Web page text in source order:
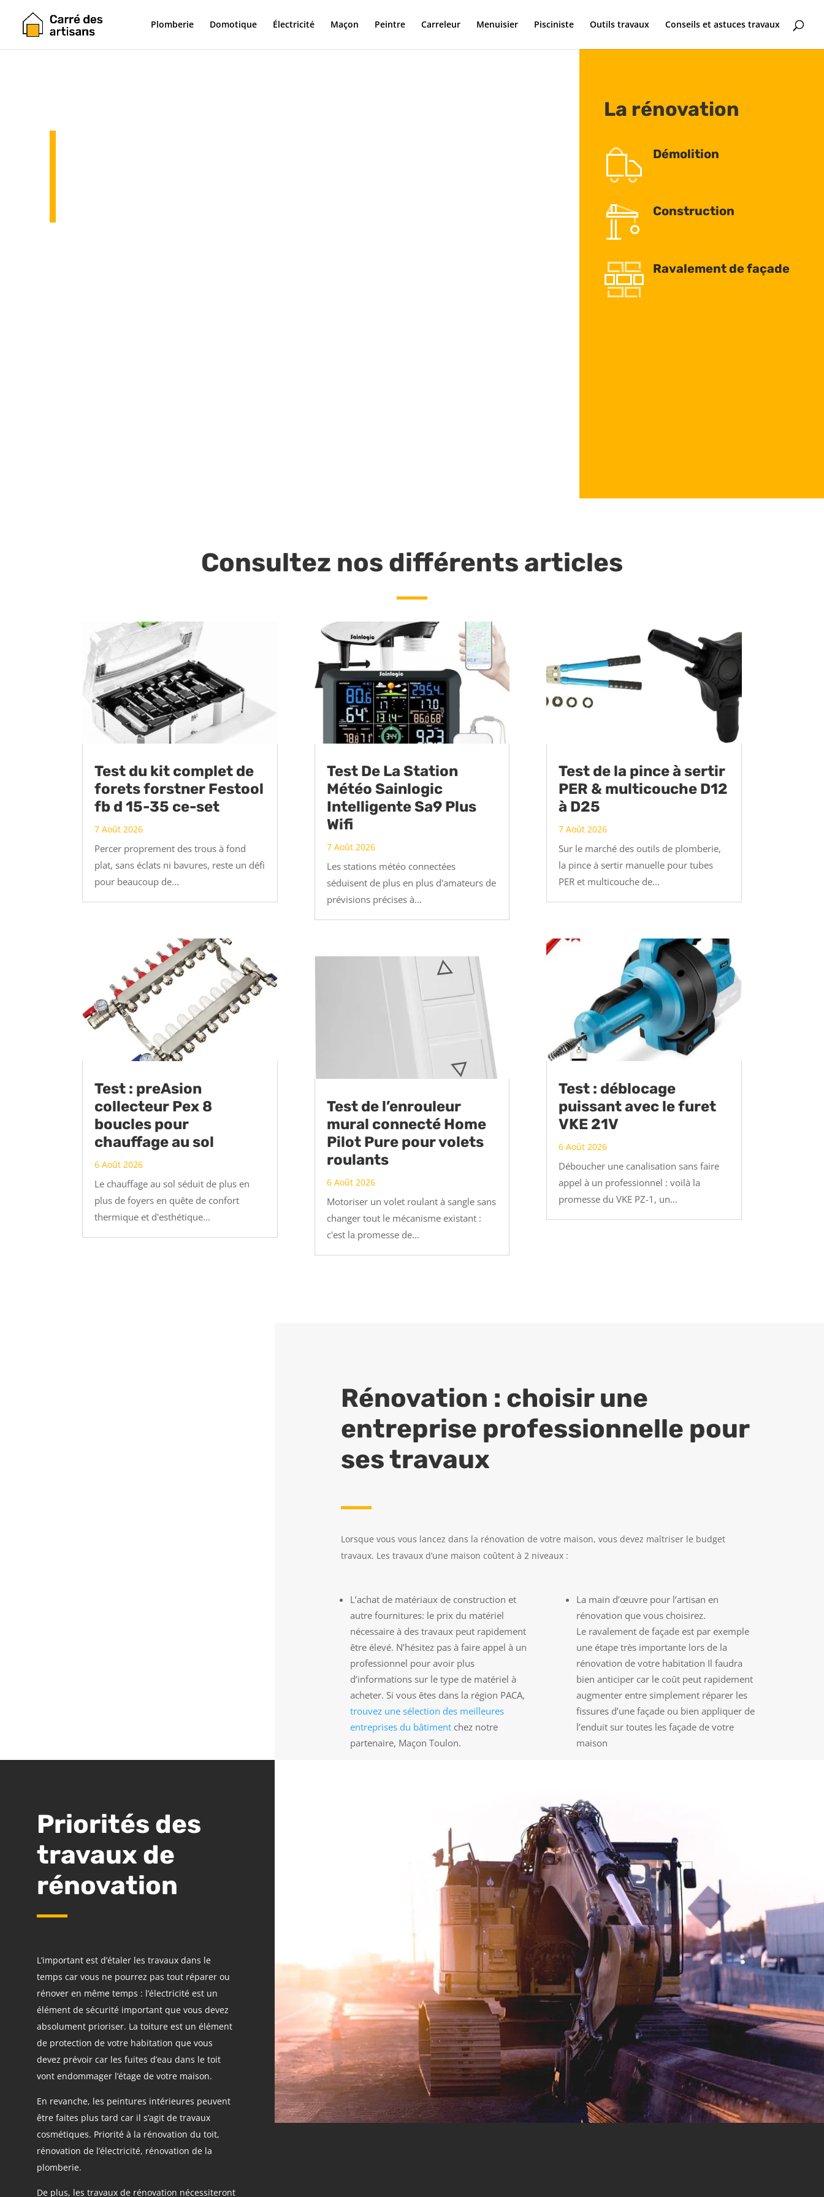
Plomberie Domotique Électricité Maçon Peintre Carreleur Menuisier Pisciniste Outils travaux Conseils et astuces travaux
La rénovation
Démolition
Construction
Ravalement de façade
Consultez nos différents articles
Test du kit complet de
forets forstner Festool
fb d 15-35 ce-set
7 Août 2026
Percer proprement des trous à fond
plat, sans éclats ni bavures, reste un défi
pour beaucoup de...
Test : preAsion
collecteur Pex 8
boucles pour
chauffage au sol
6 Août 2026
Le chauffage au sol séduit de plus en
plus de foyers en quête de confort
thermique et d'esthétique...
Test De La Station
Météo Sainlogic
Intelligente Sa9 Plus
Wifi
7 Août 2026
Les stations météo connectées
séduisent de plus en plus d'amateurs de
prévisions précises à...
Test de l’enrouleur
mural connecté Home
Pilot Pure pour volets
roulants
6 Août 2026
Motoriser un volet roulant à sangle sans
changer tout le mécanisme existant :
c'est la promesse de...
Test de la pince à sertir
PER & multicouche D12
à D25
7 Août 2026
Sur le marché des outils de plomberie,
la pince à sertir manuelle pour tubes
PER et multicouche de...
Test : déblocage
puissant avec le furet
VKE 21V
6 Août 2026
Déboucher une canalisation sans faire
appel à un professionnel : voilà la
promesse du VKE PZ-1, un...
Rénovation : choisir une
entreprise professionnelle pour
ses travaux
Lorsque vous vous lancez dans la rénovation de votre maison, vous devez maîtriser le budget
travaux. Les travaux d’une maison coûtent à 2 niveaux :
L’achat de matériaux de construction et
autre fournitures: le prix du matériel
nécessaire à des travaux peut rapidement
être élevé. N’hésitez pas à faire appel à un
professionnel pour avoir plus
d’informations sur le type de matériel à
acheter. Si vous êtes dans la région PACA,
trouvez une sélection des meilleures
entreprises du bâtimentchez notre
partenaire, Maçon Toulon.
La main d’œuvre pour l’artisan en
rénovation que vous choisirez.
Le ravalement de façadeest par exemple
une étape très importante lors de la
rénovation de votre habitation Il faudra
bien anticiper car le coût peut rapidement
augmenter entre simplement réparer les
fissures d’une façade ou bien appliquer de
l’enduit sur toutes les façade de votre
maison
Priorités des
travaux de
rénovation
L’important est d’étaler les travaux dans le
temps car vous ne pourrez pas tout réparer ou
rénover en même temps : l’électricité est un
élément de sécurité important que vous devez
absolument prioriser. La toiture est un élément
de protection de votre habitation que vous
devez prévoir car les fuites d’eau dans le toit
vont endommager l’étage de votre maison.
En revanche, les peintures intérieures peuvent
être faites plus tard car il s’agit de travaux
cosmétiques. Priorité à la rénovation du toit,
rénovation de l’électricité, rénovation de la
plomberie.
De plus, les travaux de rénovation nécessiteront